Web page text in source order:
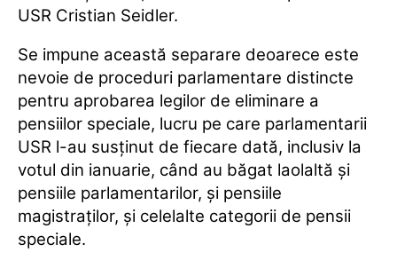
USR Cristian Seidler.
Se impune această separare deoarece este
nevoie de proceduri parlamentare distincte
pentru aprobarea legilor de eliminare a
pensiilor speciale, lucru pe care parlamentarii
USR l-au susţinut de fiecare dată, inclusiv la
votul din ianuarie, când au băgat laolaltă şi
pensiile parlamentarilor, şi pensiile
magistraţilor, şi celelalte categorii de pensii
speciale.